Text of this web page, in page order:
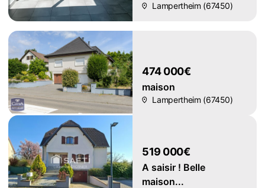
Lampertheim (67450)
474 000€
maison
Lampertheim (67450)
519 000€
A saisir ! Belle
maison...